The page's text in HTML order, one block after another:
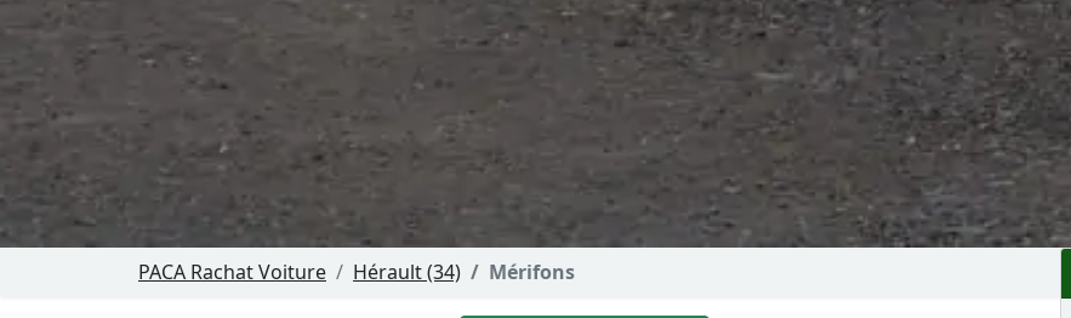
PACA Rachat Voiture Hérault (34) Mérifons